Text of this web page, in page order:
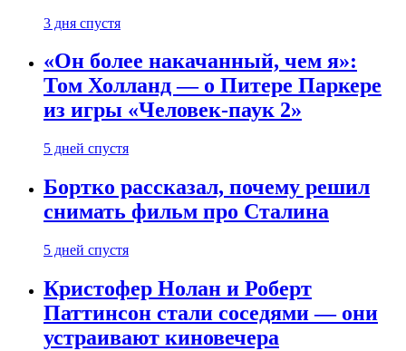
3 дня спустя
«Он более накачанный, чем я»:
Том Холланд — о Питере Паркере
из игры «Человек-паук 2»
5 дней спустя
Бортко рассказал, почему решил
снимать фильм про Сталина
5 дней спустя
Кристофер Нолан и Роберт
Паттинсон стали соседями — они
устраивают киновечера